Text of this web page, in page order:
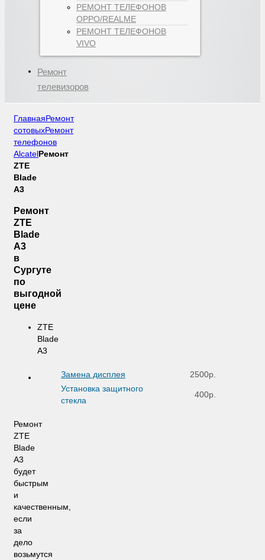
РЕМОНТ ТЕЛЕФОНОВ
OPPO/REALME
РЕМОНТ ТЕЛЕФОНОВ
VIVO
Ремонт
телевизоров
ГлавнаяРемонт
сотовыхРемонт
телефонов
AlcatelРемонт
ZTE
Blade
A3
Ремонт
ZTE
Blade
A3
в
Сургуте
по
выгодной
цене
ZTE
Blade
A3
Замена дисплея
2500р.
Установка защитного
стекла
400р.
Ремонт
ZTE
Blade
A3
будет
быстрым
и
качественным,
если
за
дело
возьмутся